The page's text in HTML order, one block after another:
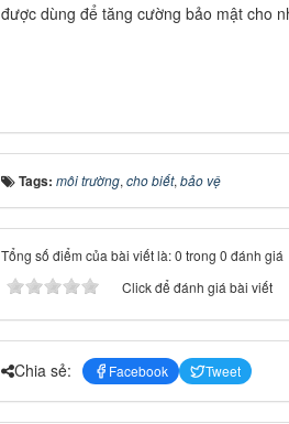
được dùng để tăng cường bảo mật cho
Tags: môi trường, cho biết, bảo vệ
Tổng số điểm của bài viết là: 0 trong 0 đánh giá
Click để đánh giá bài viết
Chia sẻ: Facebook Tweet